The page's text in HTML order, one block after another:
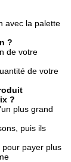
avec la palette
?
de votre
de votre
?
plus grand
puis ils
payer plus